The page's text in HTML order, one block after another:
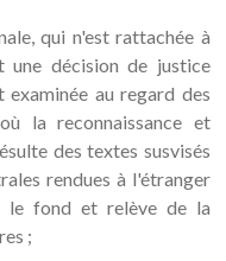
qui n'est rattachée à
une décision de justice
au regard des
la reconnaissance et
des textes susvisés
rendues à l'étranger
le fond et relève de la
;